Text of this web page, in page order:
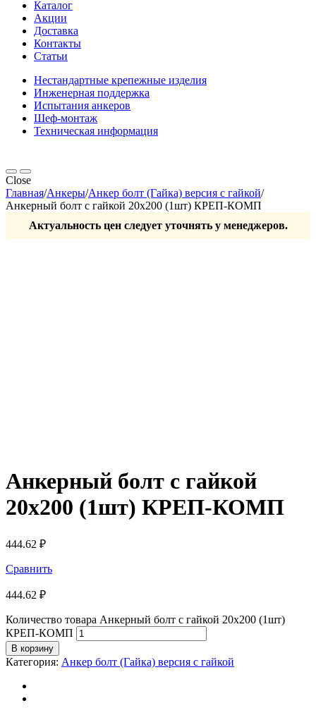
Каталог
Акции
Доставка
Контакты
Статьи
Нестандартные крепежные изделия
Инженерная поддержка
Испытания анкеров
Шеф-монтаж
Техническая информация
Close
Главная/Анкеры/Анкер болт (Гайка) версия с гайкой/
Анкерный болт с гайкой 20х200 (1шт) КРЕП-КОМП
Актуальность цен следует уточнять у менеджеров.
Анкерный болт с гайкой
20х200 (1шт) КРЕП-КОМП
444.62 ₽
Сравнить
444.62 ₽
Количество товара Анкерный болт с гайкой 20х200 (1шт)
КРЕП-КОМП
В корзину
Категория: Анкер болт (Гайка) версия с гайкой